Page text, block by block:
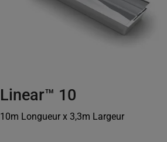
Linear™ 10
10m Longueur x 3,3m Largeur